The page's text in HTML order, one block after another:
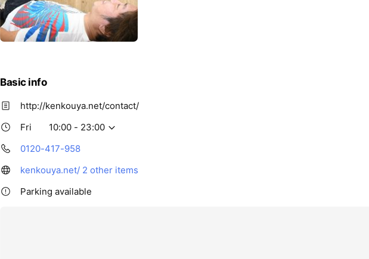
Basic info
http://kenkouya.net/contact/
Fri
10:00 - 23:00
0120-417-958
kenkouya.net/ 2 other items
Parking available